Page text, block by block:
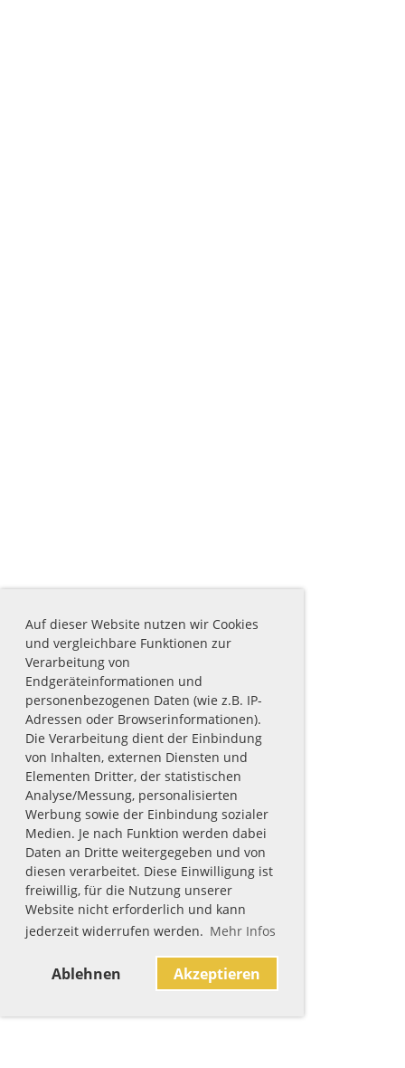
Auf dieser Website nutzen wir Cookies
und vergleichbare Funktionen zur
Verarbeitung von
Endgeräteinformationen und
personenbezogenen Daten (wie z.B. IP-
Adressen oder Browserinformationen).
Die Verarbeitung dient der Einbindung
von Inhalten, externen Diensten und
Elementen Dritter, der statistischen
Analyse/Messung, personalisierten
Werbung sowie der Einbindung sozialer
Medien. Je nach Funktion werden dabei
Daten an Dritte weitergegeben und von
diesen verarbeitet. Diese Einwilligung ist
freiwillig, für die Nutzung unserer
Website nicht erforderlich und kann
jederzeit widerrufen werden. Mehr Infos
Ablehnen Akzeptieren